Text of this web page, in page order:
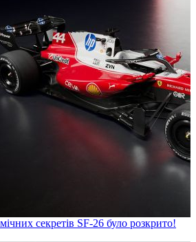
секретів SF-26 було розкрито!